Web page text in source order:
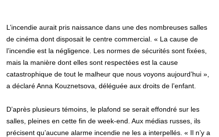
L’incendie aurait pris naissance dans une des nombreuses salles
de cinéma dont disposait le centre commercial. « La cause de
l’incendie est la négligence. Les normes de sécurités sont fixées,
mais la manière dont elles sont respectées est la cause
catastrophique de tout le malheur que nous voyons aujourd’hui »,
a déclaré Anna Kouznetsova, déléguée aux droits de l’enfant.
D’après plusieurs témoins, le plafond se serait effondré sur les
salles, pleines en cette fin de week-end. Aux médias russes, ils
précisent qu’aucune alarme incendie ne les a interpellés. « Il n’y a